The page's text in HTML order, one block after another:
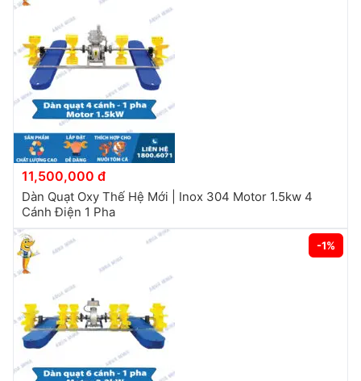
11,500,000 đ
Dàn Quạt Oxy Thế Hệ Mới | Inox 304 Motor 1.5kw 4
Cánh Điện 1 Pha
-1%